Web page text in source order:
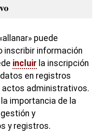
puede
inscribir información
incluir la inscripción
en registros
actos administrativos.
importancia de la
y
y registros.